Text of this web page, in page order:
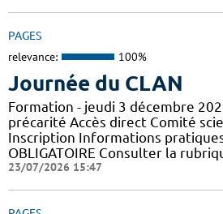
PAGES
relevance: 100%
Journée du CLAN
Formation - jeudi 3 décembre
précarité Accès direct Comité
Inscription Informations pratiques
OBLIGATOIRE Consulter la
23/07/2026 15:47